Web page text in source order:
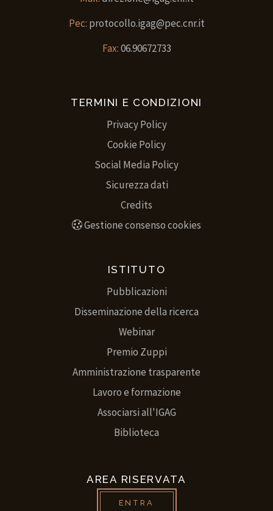
Pec: protocollo.igag@pec.cnr.it
Fax:06.90672733
TERMINI E CONDIZIONI
Privacy Policy
Cookie Policy
Social Media Policy
Sicurezza dati
Credits
Gestione consenso cookies
ISTITUTO
Pubblicazioni
Disseminazione della ricerca
Webinar
Premio Zuppi
Amministrazione trasparente
Lavoro e formazione
Associarsi all'IGAG
Biblioteca
AREA RISERVATA
ENTRA